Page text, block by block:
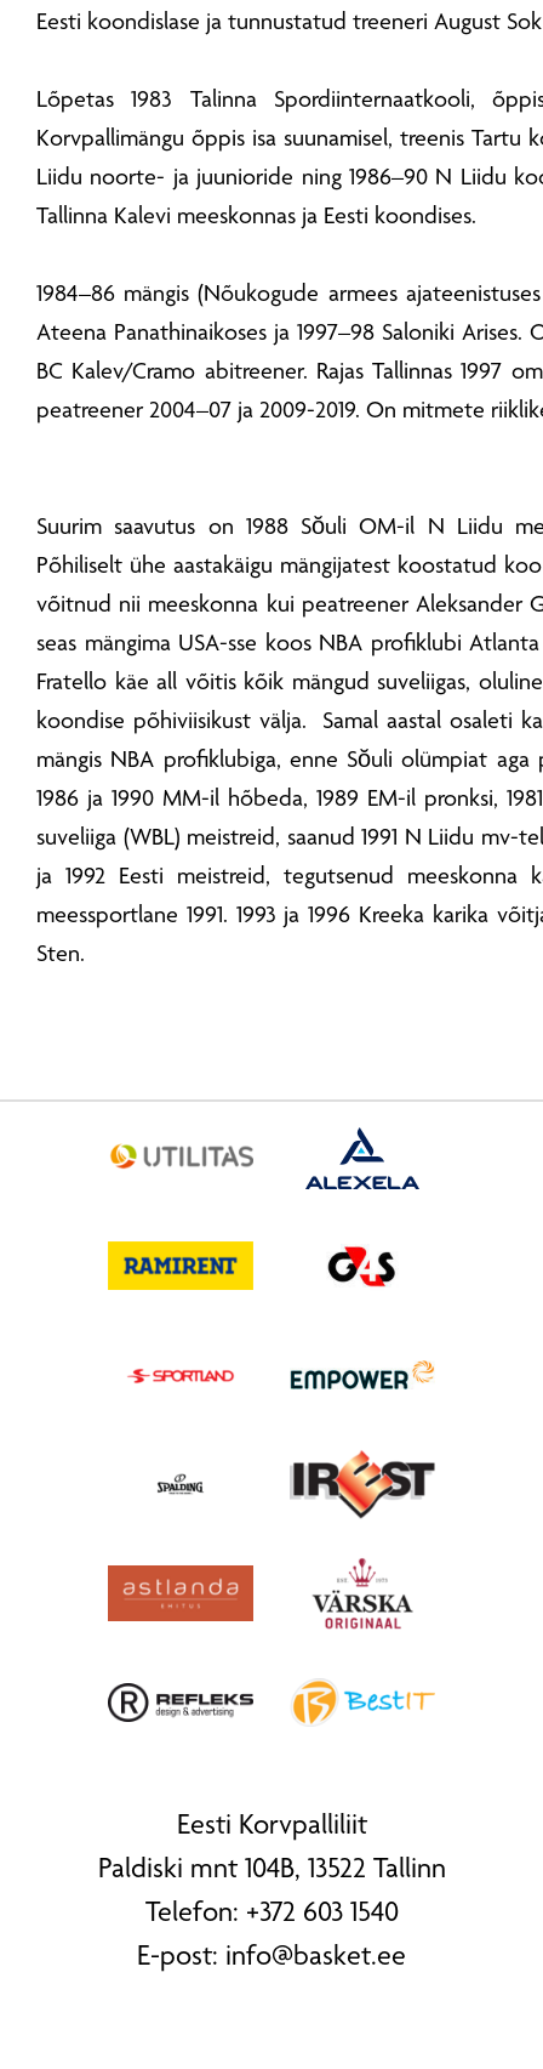
Eesti koondislase ja tunnustatud treeneri August
Lõpetas 1983 Talinna Spordiinternaatkooli,
Korvpallimängu õppis isa suunamisel, treenis Tartu
Liidu noorte- ja juunioride ning 1986–90 N Liidu
Tallinna Kalevi meeskonnas ja Eesti koondises.
1984–86 mängis (Nõukogude armees
Ateena Panathinaikoses ja 1997–98 Saloniki
BC Kalev/Cramo abitreener. Rajas Tallinnas 1997
peatreener 2004–07 ja 2009-2019. On mitmete
Suurim saavutus on 1988 Sŏuli OM-il N Liidu
Põhiliselt ühe aastakäigu mängijatest koostatud
võitnud nii meeskonna kui peatreener Aleksander
seas mängima USA-sse koos NBA profiklubi
Fratello käe all võitis kõik mängud suveliigas,
koondise põhiviisikust välja. Samal aastal osaleti
mängis NBA profiklubiga, enne Sŏuli olümpiat
1986 ja 1990 MM-il hõbeda, 1989 EM-il pronksi,
suveliiga (WBL) meistreid, saanud 1991 N Liidu mv-
ja 1992 Eesti meistreid, tegutsenud
meessportlane 1991. 1993 ja 1996 Kreeka karika
Sten.
Eesti Korvpalliliit
Paldiski mnt 104B, 13522 Tallinn
Telefon: +372 603 1540
E-post: info@basket.ee